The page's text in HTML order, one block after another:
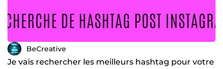
BeCreative
Je vais rechercher les meilleurs hashtag pour votre